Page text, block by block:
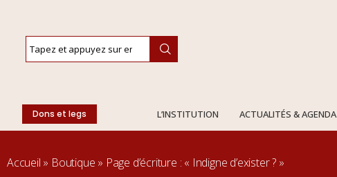
Dons et legs L’INSTITUTION ACTUALITÉS & AGENDA
Accueil » Boutique » Page d’écriture : « Indigne d’exister ? »